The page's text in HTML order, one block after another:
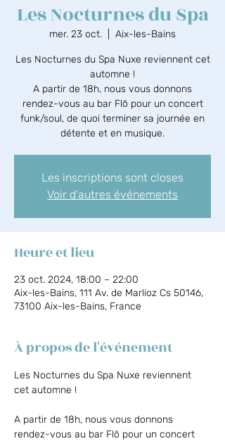
Les Nocturnes du Spa
mer. 23 oct. Aix-les-Bains
Les Nocturnes du Spa Nuxe reviennent cet
automne !
A partir de 18h, nous vous donnons
rendez-vous au bar Flõ pour un concert
funk/soul, de quoi terminer sa journée en
détente et en musique.
Les inscriptions sont closes
Voir d'autres événements
Heure et lieu
23 oct. 2024, 18:00 – 22:00
Aix-les-Bains, 111 Av. de Marlioz Cs 50146,
73100 Aix-les-Bains, France
À propos de l'événement
Les Nocturnes du Spa Nuxe reviennent
cet automne !
A partir de 18h, nous vous donnons
rendez-vous au bar Flõ pour un concert